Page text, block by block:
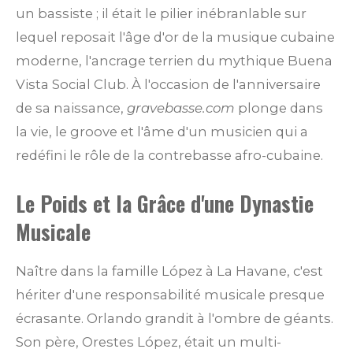
un bassiste ; il était le pilier inébranlable sur
lequel reposait l'âge d'or de la musique cubaine
moderne, l'ancrage terrien du mythique Buena
Vista Social Club. À l'occasion de l'anniversaire
de sa naissance, gravebasse.com plonge dans
la vie, le groove et l'âme d'un musicien qui a
redéfini le rôle de la contrebasse afro-cubaine.
Le Poids et la Grâce d'une Dynastie
Musicale
Naître dans la famille López à La Havane, c'est
hériter d'une responsabilité musicale presque
écrasante. Orlando grandit à l'ombre de géants.
Son père, Orestes López, était un multi-